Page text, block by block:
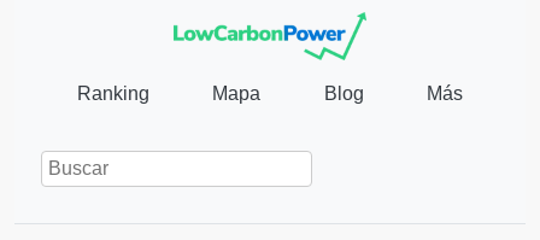
Ranking Mapa Blog Más